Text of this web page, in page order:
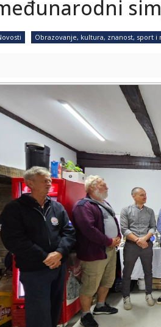
Obrazovanje, kultura, znanost, sport i